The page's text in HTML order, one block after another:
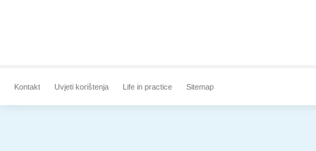
Kontakt Uvjeti korištenja Life in practice Sitemap